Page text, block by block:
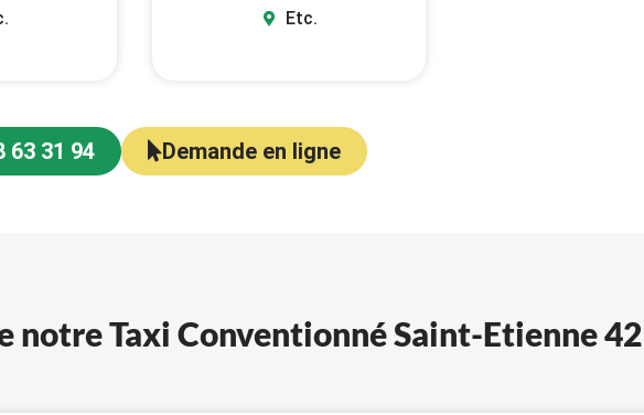
Etc.
63 31 94 Demande en ligne
notre Taxi Conventionné Saint-Etienne